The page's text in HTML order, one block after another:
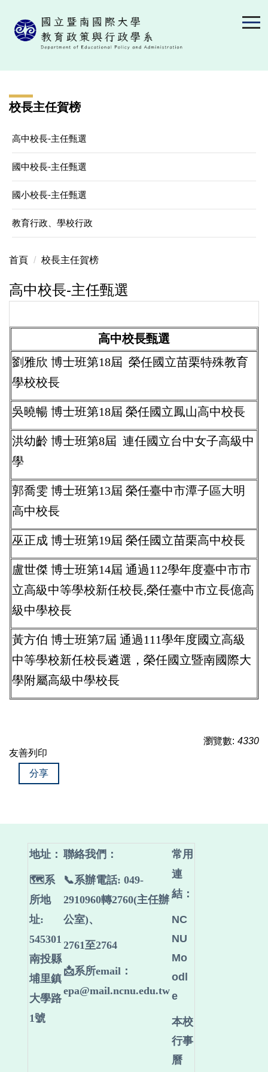
區
校長主任賀榜
高中校長-主任甄選
國中校長-主任甄選
國小校長-主任甄選
教育行政、學校行政
首頁 校長主任賀榜
高中校長-主任甄選
高中校長甄選
劉雅欣 博士班第18屆 榮任國立苗栗特殊教育
學校校長
吳曉暢 博士班第18屆 榮任國立鳳山高中校長
洪幼齡 博士班第8屆 連任國立台中女子高級中
學
郭喬雯 博士班第13屆 榮任臺中市潭子區大明
高中校長
巫正成 博士班第19屆 榮任國立苗栗高中校長
盧世傑 博士班第14屆 通過112學年度臺中市市
立高級中等學校新任校長,榮任臺中市立長億高
級中學校長
黃方伯 博士班第7屆 通過111學年度國立高級
中等學校新任校長遴選，榮任國立暨南國際大
學附屬高級中學校長
瀏覽數: 4330
友善列印
分享
地址：
🗺️系
所地
址:
545301
南投縣
埔里鎮
大學路
1號
聯絡我們 ：
📞系辦電話: 049-
2910960轉2760(主任辦
公室)、
2761至2764
📩系所email：
epa@mail.ncnu.edu.tw
常用
連
結：
NC
NU
Mo
odl
e
本校
行事
曆